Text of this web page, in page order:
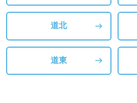
道北
道東